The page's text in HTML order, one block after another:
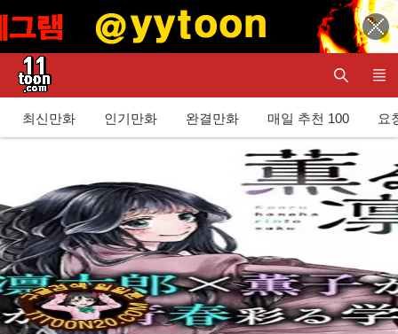
최신만화 인기만화 완결만화 매일 추천 100 요